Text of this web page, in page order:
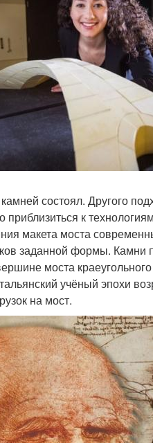
состоял. Другого
к
макета моста
заданной формы. Камни
моста
учёный эпохи
на мост.